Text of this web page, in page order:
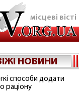
місцеві вісті
НОВИНИ
способи додати
раціону